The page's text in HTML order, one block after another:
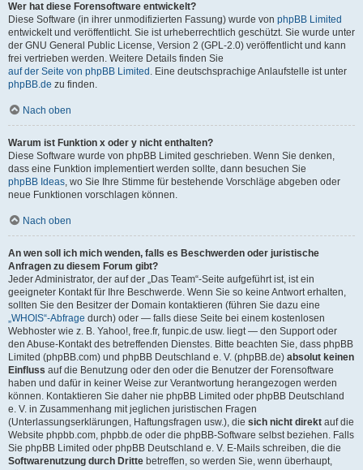
Wer hat diese Forensoftware entwickelt?
Diese Software (in ihrer unmodifizierten Fassung) wurde von phpBB Limited
entwickelt und veröffentlicht. Sie ist urheberrechtlich geschützt. Sie wurde unter
der GNU General Public License, Version 2 (GPL-2.0) veröffentlicht und kann
frei vertrieben werden. Weitere Details finden Sie
auf der Seite von phpBB Limited . Eine deutschsprachige Anlaufstelle ist unter
phpBB.de zu finden.
Nach oben
Warum ist Funktion x oder y nicht enthalten?
Diese Software wurde von phpBB Limited geschrieben. Wenn Sie denken,
dass eine Funktion implementiert werden sollte, dann besuchen Sie
phpBB Ideas, wo Sie Ihre Stimme für bestehende Vorschläge abgeben oder
neue Funktionen vorschlagen können.
Nach oben
An wen soll ich mich wenden, falls es Beschwerden oder juristische
Anfragen zu diesem Forum gibt?
Jeder Administrator, der auf der „Das Team“-Seite aufgeführt ist, ist ein
geeigneter Kontakt für Ihre Beschwerde. Wenn Sie so keine Antwort erhalten,
sollten Sie den Besitzer der Domain kontaktieren (führen Sie dazu eine
„WHOIS“-Abfrage durch) oder — falls diese Seite bei einem kostenlosen
Webhoster wie z. B. Yahoo!, free.fr, funpic.de usw. liegt — den Support oder
den Abuse-Kontakt des betreffenden Dienstes. Bitte beachten Sie, dass phpBB
Limited (phpBB.com) und phpBB Deutschland e. V. (phpBB.de) absolut keinen
Einfluss auf die Benutzung oder den oder die Benutzer der Forensoftware
haben und dafür in keiner Weise zur Verantwortung herangezogen werden
können. Kontaktieren Sie daher nie phpBB Limited oder phpBB Deutschland
e. V. in Zusammenhang mit jeglichen juristischen Fragen
(Unterlassungserklärungen, Haftungsfragen usw.), die sich nicht direkt auf die
Website phpbb.com, phpbb.de oder die phpBB-Software selbst beziehen. Falls
Sie phpBB Limited oder phpBB Deutschland e. V. E-Mails schreiben, die die
Softwarenutzung durch Dritte betreffen, so werden Sie, wenn überhaupt,